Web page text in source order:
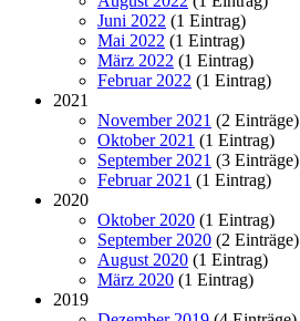
Juni 2022 (1 Eintrag)
Mai 2022 (1 Eintrag)
März 2022 (1 Eintrag)
Februar 2022 (1 Eintrag)
2021
November 2021 (2 Einträge)
Oktober 2021 (1 Eintrag)
September 2021 (3 Einträge)
Februar 2021 (1 Eintrag)
2020
Oktober 2020 (1 Eintrag)
September 2020 (2 Einträge)
August 2020 (1 Eintrag)
März 2020 (1 Eintrag)
2019